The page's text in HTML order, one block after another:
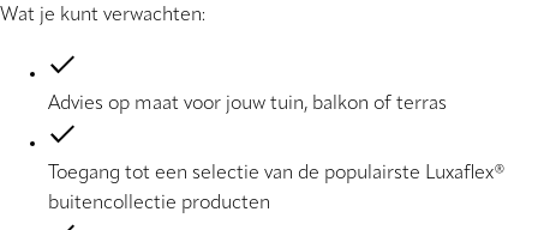
Wat je kunt verwachten:
Advies op maat voor jouw tuin, balkon of terras
Toegang tot een selectie van de populairste Luxaflex®
buitencollectie producten